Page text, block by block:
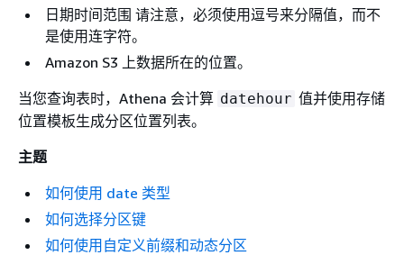
日期时间范围 请注意，必须使用逗号来分隔值，而不
是使用连字符。
Amazon S3 上数据所在的位置。
当您查询表时，Athena 会计算 datehour 值并使用存储
位置模板生成分区位置列表。
主题
如何使用 date 类型
如何选择分区键
如何使用自定义前缀和动态分区